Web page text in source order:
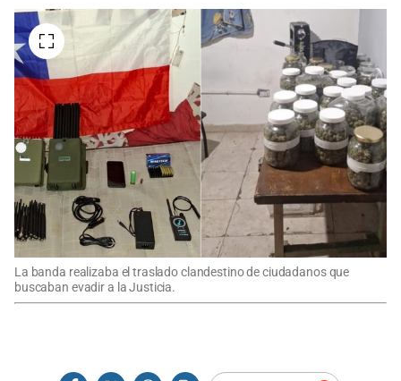
La banda realizaba el traslado clandestino de ciudadanos que
buscaban evadir a la Justicia.